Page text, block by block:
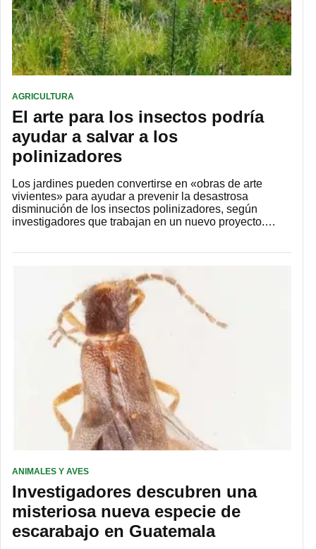
AGRICULTURA
El arte para los insectos podría
ayudar a salvar a los
polinizadores
Los jardines pueden convertirse en «obras de arte
vivientes» para ayudar a prevenir la desastrosa
disminución de los insectos polinizadores, según
investigadores que trabajan en un nuevo proyecto.…
ANIMALES Y AVES
Investigadores descubren una
misteriosa nueva especie de
escarabajo en Guatemala